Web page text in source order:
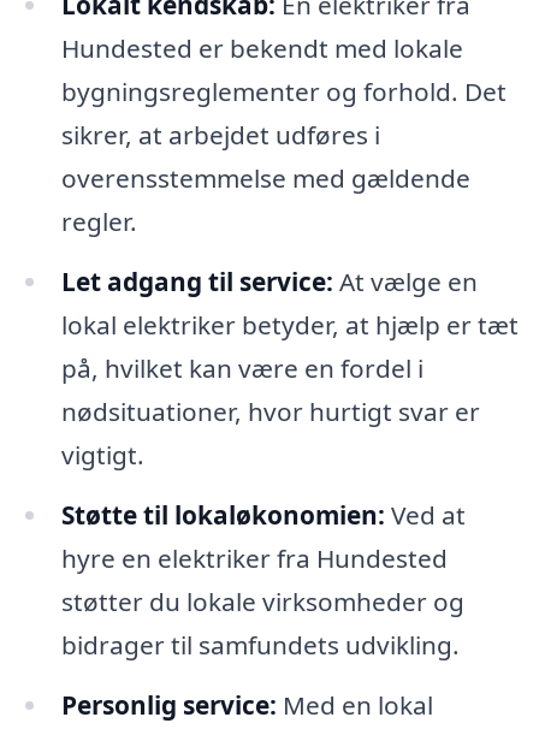
Hundested er bekendt med lokale
bygningsreglementer og forhold. Det
sikrer, at arbejdet udføres i
overensstemmelse med gældende
regler.
Let adgang til service: At vælge en
lokal elektriker betyder, at hjælp er tæt
på, hvilket kan være en fordel i
nødsituationer, hvor hurtigt svar er
vigtigt.
Støtte til lokaløkonomien: Ved at
hyre en elektriker fra Hundested
støtter du lokale virksomheder og
bidrager til samfundets udvikling.
Personlig service: Med en lokal